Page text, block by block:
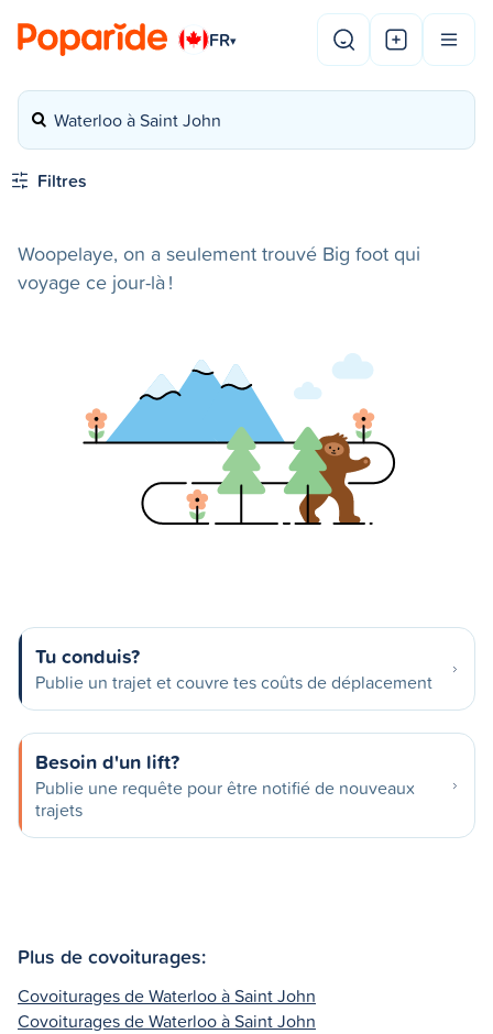
FR▾
Waterloo à Saint John
Filtres
Woopelaye, on a seulement trouvé Big foot qui
voyage ce jour-là !
Tu conduis?
Publie un trajet et couvre tes coûts de déplacement
Besoin d'un lift?
Publie une requête pour être notifié de nouveaux
trajets
Plus de covoiturages:
Covoiturages de Waterloo à Saint John
Covoiturages de Waterloo à Saint John